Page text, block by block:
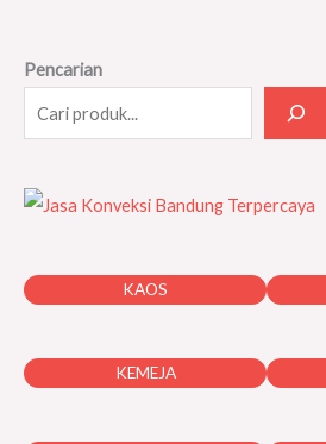
Pencarian
KAOS
KEMEJA